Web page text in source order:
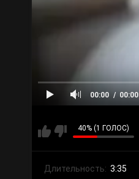
00:00 00:00
40% (1 ГОЛОС)
Длительность: 3:35